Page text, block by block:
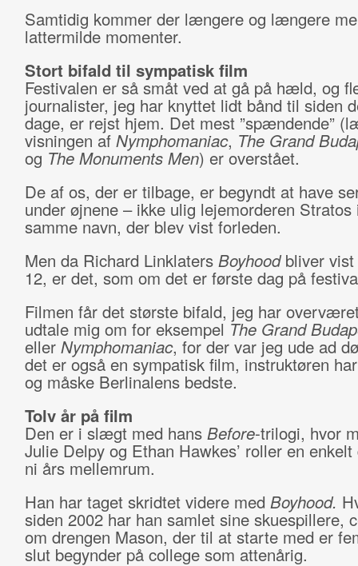
Samtidig kommer der længere og længere
lattermilde momenter.
Stort bifald til sympatisk film
Festivalen er så småt ved at gå på hæld, og
journalister, jeg har knyttet lidt bånd til siden
dage, er rejst hjem. Det mest ”spændende”
visningen af Nymphomaniac, The Grand
og The Monuments Men) er overstået.
De af os, der er tilbage, er begyndt at have
under øjnene – ikke ulig lejemorderen
samme navn, der blev vist forleden.
Men da Richard Linklaters Boyhoodbliver vist
12, er det, som om det er første dag på
Filmen får det største bifald, jeg har
udtale mig om for eksempel The Grand
eller Nymphomaniac, for der var jeg ude ad
det er også en sympatisk film, instruktøren
og måske Berlinalens bedste.
Tolv år på film
Den er i slægt med hans Before-trilogi, hvor
Julie Delpy og Ethan Hawkes’ roller en enkelt
ni års mellemrum.
Han har taget skridtet videre med Boyhood.
siden 2002 har han samlet sine skuespillere,
om drengen Mason, der til at starte med er
slut begynder på college som attenårig.